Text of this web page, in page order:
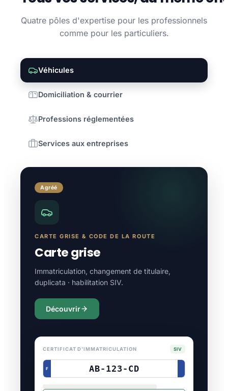
Quatre pôles d'expertise pour les professionnels
comme pour les particuliers.
Véhicules
Domiciliation & courrier
Professions réglementées
Services aux entreprises
Agréé
CARTE GRISE & CODE DE LA ROUTE
Carte grise
Immatriculation, changement de titulaire,
duplicata · habilitation SIV.
Découvrir
CERTIFICAT D'IMMATRICULATION SIV
F AB-123-CD